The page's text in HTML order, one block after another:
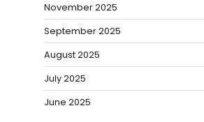
November 2025
September 2025
August 2025
July 2025
June 2025